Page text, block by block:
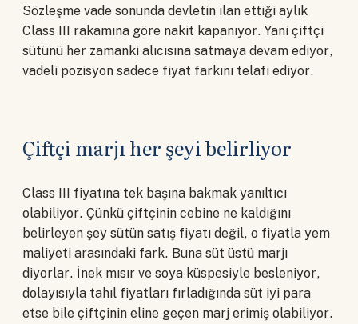
Sözleşme vade sonunda devletin ilan ettiği aylık
Class III rakamına göre nakit kapanıyor. Yani çiftçi
sütünü her zamanki alıcısına satmaya devam ediyor,
vadeli pozisyon sadece fiyat farkını telafi ediyor.
Çiftçi marjı her şeyi belirliyor
Class III fiyatına tek başına bakmak yanıltıcı
olabiliyor. Çünkü çiftçinin cebine ne kaldığını
belirleyen şey sütün satış fiyatı değil, o fiyatla yem
maliyeti arasındaki fark. Buna süt üstü marjı
diyorlar. İnek mısır ve soya küspesiyle besleniyor,
dolayısıyla tahıl fiyatları fırladığında süt iyi para
etse bile çiftçinin eline geçen marj erimiş olabiliyor.